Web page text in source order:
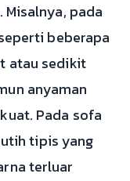
pada
beberapa
atau sedikit
anyaman
Pada sofa
tipis yang
terluar